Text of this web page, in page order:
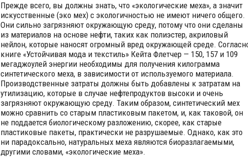
Прежде всего, вы должны знать, что «экологические меха», а значит
искусственные (эко мех) с экологичностью не имеют ничего общего.
Они сильно загрязняют окружающую среду, потому что они сделаны
из материалов на основе нефти, таких как полиэстер, акриловый
нейлон, которые наносят огромный вред окружающей среде.
книге «Устойчивая мода и текстиль» Кейта Флетчер — 150, 157 и 109
мегаджоулей энергии необходимы для получения килограмма
синтетического меха, в зависимости от используемого материала.
Производственные затраты должны быть добавлены к затратам на
утилизацию, которые в случае нефтепродуктов высоки и очень
загрязняют окружающую среду. Таким образом, синтетический мех
можно сравнить со старым пластиковым пакетом, и, как таковой, он
не поддается биологическому разложению, скорее, как старые
пластиковые пакеты, практически не разрушаемые. Однако, как это
ни парадоксально, натуральных меха являются биоразлагаемыми,
другими словами, «экологические меха».